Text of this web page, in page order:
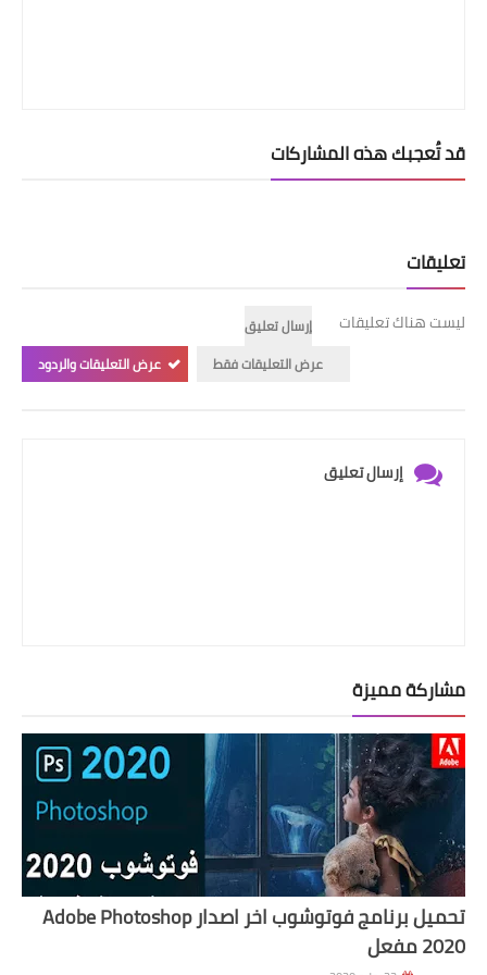
قد تُعجبك هذه المشاركات
تعليقات
ليست هناك تعليقات
إرسال تعليق
عرض التعليقات فقط
عرض التعليقات والردود
إرسال تعليق
مشاركة مميزة
تحميل برنامج فوتوشوب اخر اصدار Adobe Photoshop
2020 مفعل